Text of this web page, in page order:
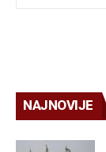
NAJNOVIJE